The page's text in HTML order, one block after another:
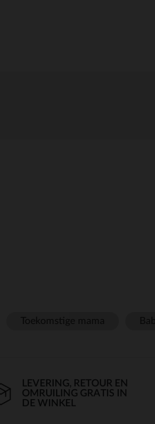
LEVERING, RETOUR EN
OMRUILING GRATIS IN
DE WINKEL